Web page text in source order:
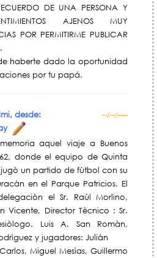
DE UNA PERSONA Y
AJENOS MUY
POR PERMITIRME PUBLICAR
haberte dado la oportunidad
por tu papá.
desde:
--/--/----
aquel viaje a Buenos
donde el equipo de Quinta
un partido de fùtbol con su
en el Parque Patricios. El
el Sr. Raùl Morlino,
Vicente, Director Tècnico : Sr.
Luis A. San Romàn,
y jugadores: Juliàn
Miguel Mesìas, Guillermo